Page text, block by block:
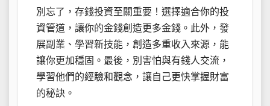
別忘了，存錢投資至關重要！選擇適合你的投
資管道，讓你的金錢創造更多金錢。此外，發
展副業、學習新技能，創造多重收入來源，能
讓你更加穩固。最後，別害怕與有錢人交流，
學習他們的經驗和觀念，讓自己更快掌握財富
的秘訣。